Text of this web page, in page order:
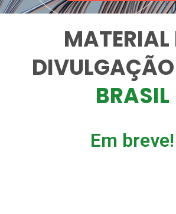
MATERIAL
DIVULGAÇÃO
BRASIL
Em breve!